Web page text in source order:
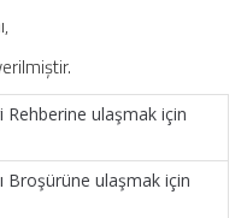
Rehberine ulaşmak için
Broşürüne ulaşmak için